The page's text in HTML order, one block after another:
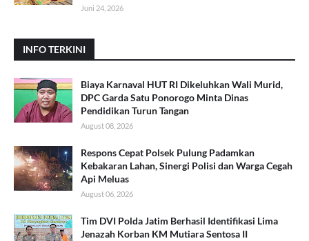
Juni 24, 2026
INFO TERKINI
Biaya Karnaval HUT RI Dikeluhkan Wali Murid,
DPC Garda Satu Ponorogo Minta Dinas
Pendidikan Turun Tangan
August 08, 2026
Respons Cepat Polsek Pulung Padamkan
Kebakaran Lahan, Sinergi Polisi dan Warga Cegah
Api Meluas
August 06, 2026
Tim DVI Polda Jatim Berhasil Identifikasi Lima
Jenazah Korban KM Mutiara Sentosa II